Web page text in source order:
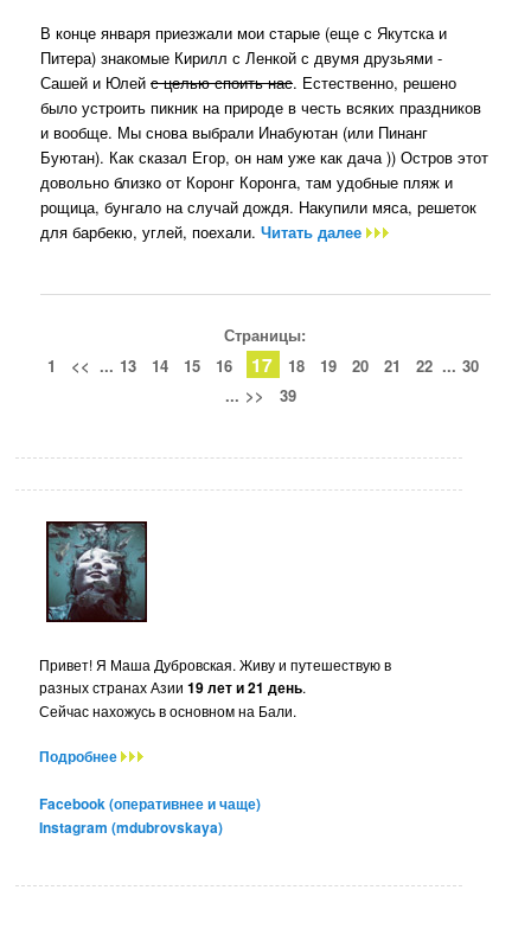
В конце января приезжали мои старые (еще с Якутска и
Питера) знакомые Кирилл с Ленкой с двумя друзьями -
Сашей и Юлейс целью споить нас. Естественно, решено
было устроить пикник на природе в честь всяких праздников
и вообще. Мы снова выбрали Инабуютан (или Пинанг
Буютан). Как сказал Егор, он нам уже как дача )) Остров этот
довольно близко от Коронг Коронга, там удобные пляж и
рощица, бунгало на случай дождя. Накупили мяса, решеток
для барбекю, углей, поехали.Читать далее
Страницы:
1
<< ... 13 14 15 16 17 18 19 20 21 22 ... 30
... >> 39
Привет! Я Маша Дубровская. Живу и путешествую в
разных странах Азии19 лет и 21 день.
Сейчас нахожусь в основном на Бали.
Подробнее
Facebook (оперативнее и чаще)
Instagram (mdubrovskaya)